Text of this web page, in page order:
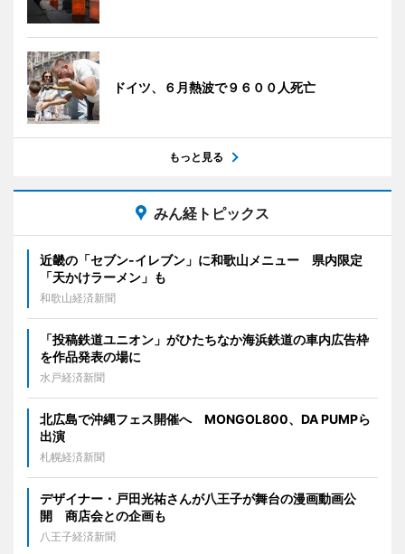
ドイツ、６月熱波で９６００人死亡
もっと見る
みん経トピックス
近畿の「セブン-イレブン」に和歌山メニュー 県内限定
「天かけラーメン」も
和歌山経済新聞
「投稿鉄道ユニオン」がひたちなか海浜鉄道の車内広告枠
を作品発表の場に
水戸経済新聞
北広島で沖縄フェス開催へ MONGOL800、DA PUMPら
出演
札幌経済新聞
デザイナー・戸田光祐さんが八王子が舞台の漫画動画公
開 商店会との企画も
八王子経済新聞